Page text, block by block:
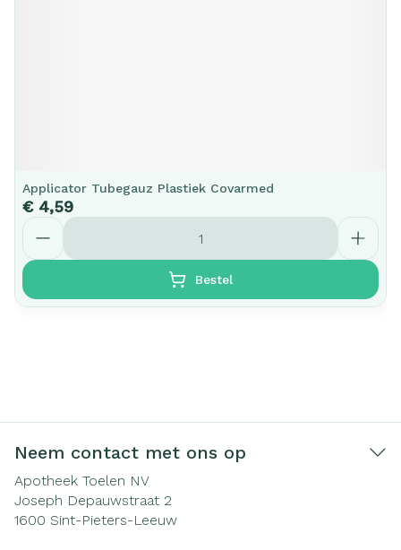
Applicator Tubegauz Plastiek Covarmed
€ 4,59
Aantal
Bestel
Neem contact met ons op
Apotheek Toelen NV
Joseph Depauwstraat 2
1600 Sint-Pieters-Leeuw